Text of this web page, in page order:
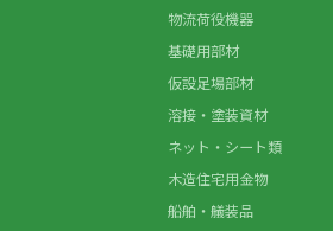
物流荷役機器
基礎用部材
仮設足場部材
溶接・塗装資材
ネット・シート類
木造住宅用金物
船舶・艤装品